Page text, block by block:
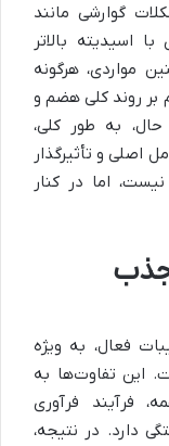
گوارشی مانند
اسیدیته بالاتر
مواردی، هرگونه
بر روند کلی هضم و
به طور کلی،
اصلی و تأثیرگذار
اما در کنار
جذب
فعال، به ویژه
این تفاوت‌ها به
فرآیند فرآوری
دارد. در نتیجه،